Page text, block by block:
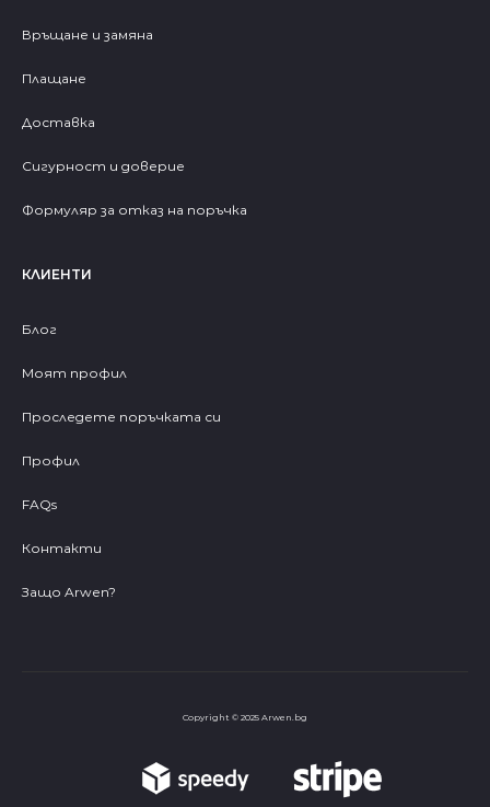
Връщане и замяна
Плащане
Доставка
Сигурност и доверие
Формуляр за отказ на поръчка
КЛИЕНТИ
Блог
Моят профил
Проследете поръчката си
Профил
FAQs
Контакти
Защо Arwen?
Copyright © 2025 Arwen.bg